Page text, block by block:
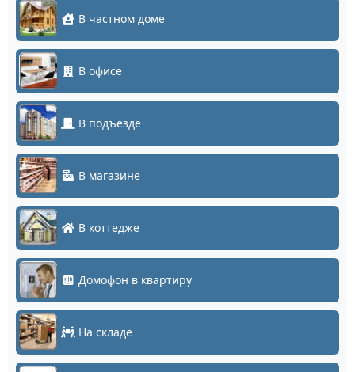
В частном доме
В офисе
В подъезде
В магазине
В коттедже
Домофон в квартиру
На складе